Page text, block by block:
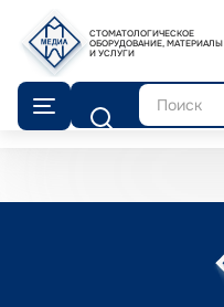
СТОМАТОЛОГИЧЕСКОЕ
ОБОРУДОВАНИЕ, МАТЕРИАЛЫ
И УСЛУГИ
Поиск